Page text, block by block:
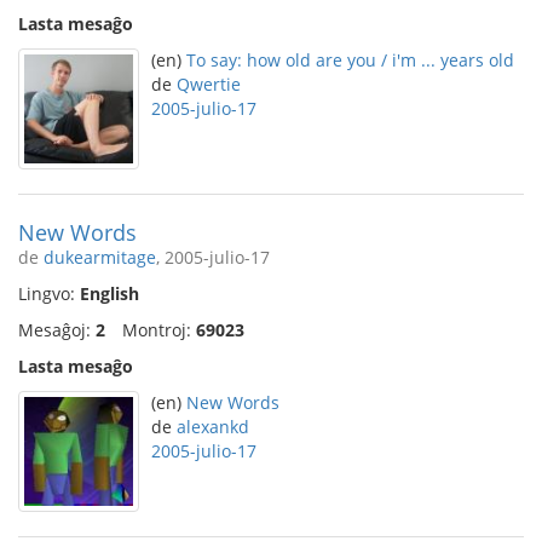
Lasta mesaĝo
(en) To say: how old are you / i'm ... years old
de Qwertie
2005-julio-17
New Words
de dukearmitage, 2005-julio-17
Lingvo: English
Mesaĝoj: 2 Montroj: 69023
Lasta mesaĝo
(en) New Words
de alexankd
2005-julio-17